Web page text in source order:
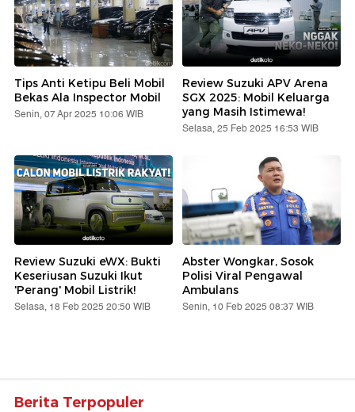
Tips Anti Ketipu Beli Mobil
Bekas Ala Inspector Mobil
Senin, 07 Apr 2025 10:06 WIB
Review Suzuki APV Arena
SGX 2025: Mobil Keluarga
yang Masih Istimewa!
Selasa, 25 Feb 2025 16:53 WIB
Review Suzuki eWX: Bukti
Keseriusan Suzuki Ikut
'Perang' Mobil Listrik!
Selasa, 18 Feb 2025 20:50 WIB
Abster Wongkar, Sosok
Polisi Viral Pengawal
Ambulans
Senin, 10 Feb 2025 08:37 WIB
Berita Terpopuler